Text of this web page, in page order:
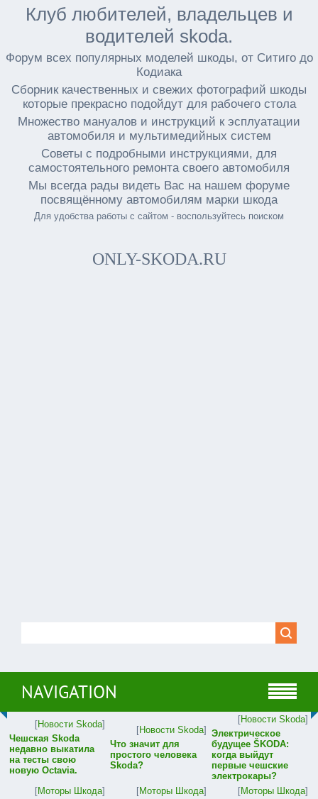
Клуб любителей, владельцев и
водителей skoda.
Форум всех популярных моделей шкоды, от Ситиго до
Кодиака
Сборник качественных и свежих фотографий шкоды
которые прекрасно подойдут для рабочего стола
Множество мануалов и инструкций к эсплуатации
автомобиля и мультимедийных систем
Советы с подробными инструкциями, для
самостоятельного ремонта своего автомобиля
Мы всегда рады видеть Вас на нашем форуме
посвящённому автомобилям марки шкода
Для удобства работы с сайтом - воспользуйтесь поиском
ONLY-SKODA.RU
NAVIGATION
[Новости Skoda]
Чешская Skoda
недавно выкатила
на тесты свою
новую Octavia.
[Новости Skoda]
Что значит для
простого человека
Skoda?
[Новости Skoda]
Электрическое
будущее ŠKODA:
когда выйдут
первые чешские
электрокары?
[Моторы Шкода]
[Моторы Шкода]
[Моторы Шкода]